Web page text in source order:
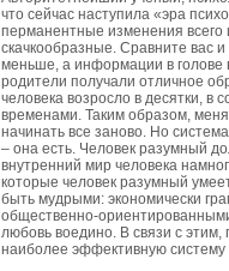
что сейчас наступила «эра
перманентные изменения
скачкообразные. Сравните вас
меньше, а информации в голове
родители получали отличное
человека возросло в десятки, в
временами. Таким образом,
начинать все заново. Но
– она есть. Человек разумный
внутренний мир человека
которые человек разумный
быть мудрыми: экономически
общественно-
любовь воедино. В связи с этим,
наиболее эффективную